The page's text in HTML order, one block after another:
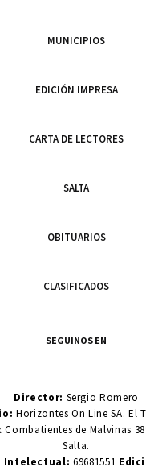
MUNICIPIOS
EDICIÓN IMPRESA
CARTA DE LECTORES
SALTA
OBITUARIOS
CLASIFICADOS
SEGUINOS EN
Director: Sergio Romero
Horizontes On Line SA. El
Combatientes de Malvinas
Salta.
Intelectual: 69681551